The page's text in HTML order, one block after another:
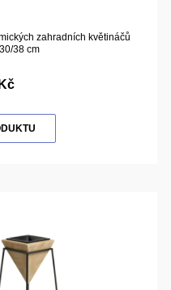
zahradních květináčů
38 cm